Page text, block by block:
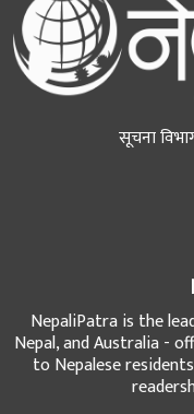
सूचना
NepaliPatra is the
Nepal, and Australia -
to Nepalese